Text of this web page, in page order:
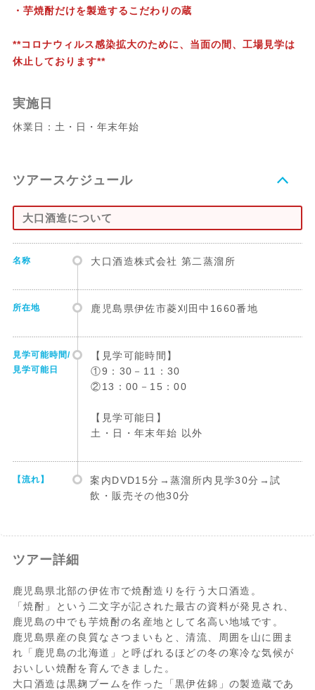
・芋焼酎だけを製造するこだわりの蔵
**コロナウィルス感染拡大のために、当面の間、工場見学は
休止しております**
実施日
休業日：土・日・年末年始
ツアースケジュール
大口酒造について
名称 大口酒造株式会社 第二蒸溜所
所在地 鹿児島県伊佐市菱刈田中1660番地
見学可能時間/
見学可能日
【見学可能時間】
①9：30－11：30
②13：00－15：00
【見学可能日】
土・日・年末年始 以外
【流れ】
案内DVD15分→蒸溜所内見学30分→試
飲・販売その他30分
ツアー詳細
鹿児島県北部の伊佐市で焼酎造りを行う大口酒造。
「焼酎」という二文字が記された最古の資料が発見され、
鹿児島の中でも芋焼酎の名産地として名高い地域です。
鹿児島県産の良質なさつまいもと、清流、周囲を山に囲ま
れ「鹿児島の北海道」と呼ばれるほどの冬の寒冷な気候が
おいしい焼酎を育んできました。
大口酒造は黒麹ブームを作った「黒伊佐錦」の製造蔵であ